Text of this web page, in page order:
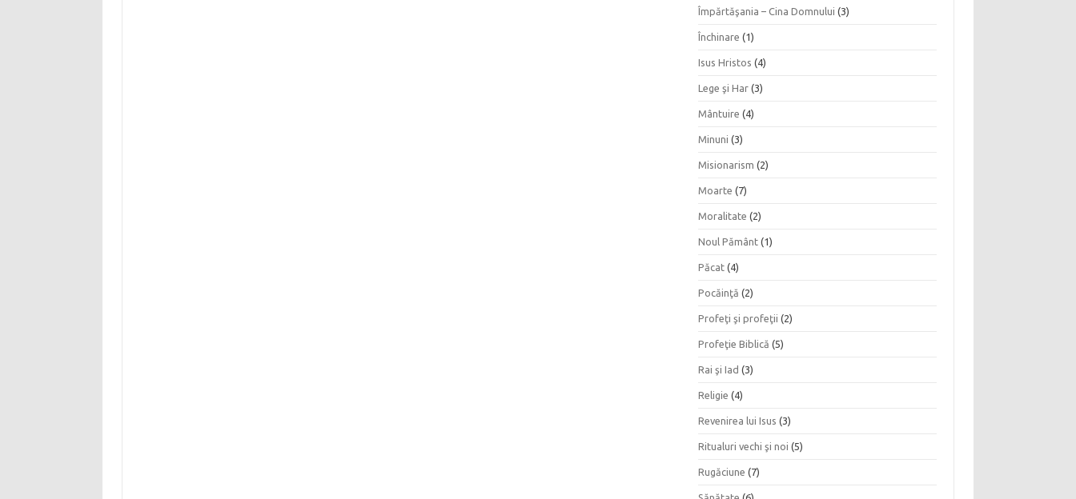
Împărtăşania – Cina Domnului (3)
Închinare (1)
Isus Hristos (4)
Lege şi Har (3)
Mântuire (4)
Minuni (3)
Misionarism (2)
Moarte (7)
Moralitate (2)
Noul Pământ (1)
Păcat (4)
Pocăinţă (2)
Profeţi şi profeţii (2)
Profeţie Biblică (5)
Rai şi Iad (3)
Religie (4)
Revenirea lui Isus (3)
Ritualuri vechi şi noi (5)
Rugăciune (7)